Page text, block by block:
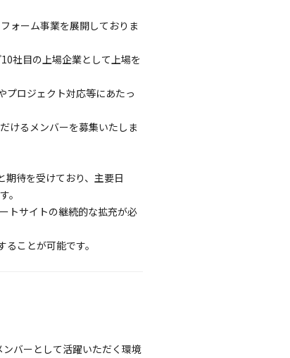
ォーム事業を展開しておりま
社目の上場企業として上場を
プロジェクト対応等にあたっ
けるメンバーを募集いたしま
待を受けており、主要日
。
トサイトの継続的な拡充が必
ことが可能です。
バーとして活躍いただく環境